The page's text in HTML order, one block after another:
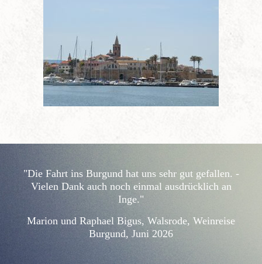
"Die Fahrt ins Burgund hat uns sehr gut gefallen. -
Vielen Dank auch noch einmal ausdrücklich an
Inge."
Marion und Raphael Bigus, Walsrode, Weinreise
Burgund, Juni 2026